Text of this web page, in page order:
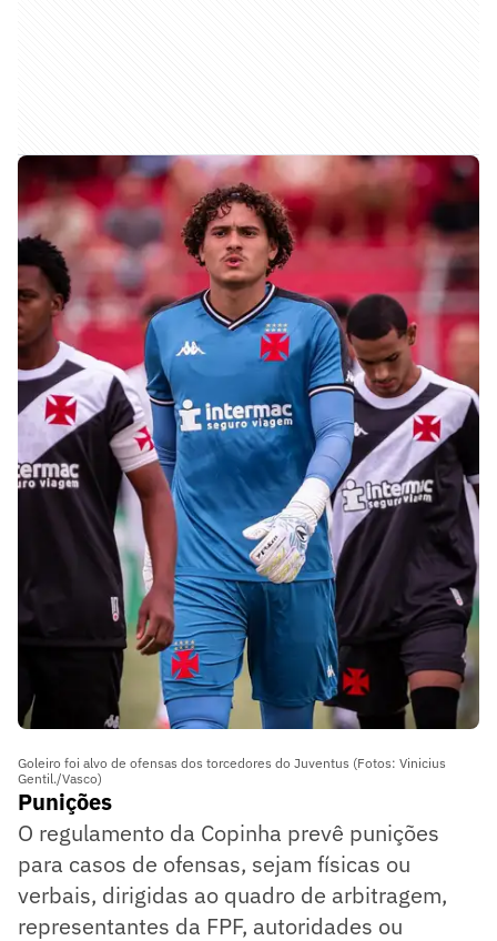
Goleiro foi alvo de ofensas dos torcedores do Juventus (Fotos: Vinicius
Gentil./Vasco)
Punições
O regulamento da Copinha prevê punições
para casos de ofensas, sejam físicas ou
verbais, dirigidas ao quadro de arbitragem,
representantes da FPF, autoridades ou